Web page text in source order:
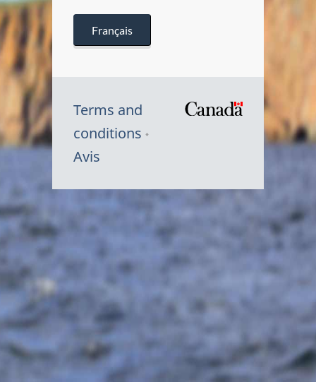
Français
Terms and
conditions
Avis
Symbole
Canada